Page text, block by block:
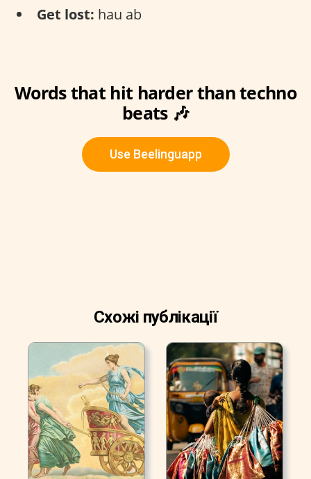
Get lost: hau ab
Words that hit harder than techno
beats 🎶
Use Beelinguapp
Схожі публікації